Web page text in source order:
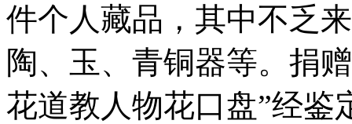
件个人藏品，其中不乏
陶、玉、青铜器等。捐
花道教人物花口盘”经鉴